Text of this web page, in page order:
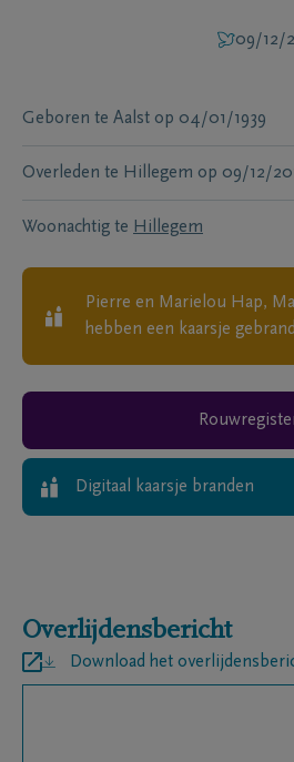
09/12/
Geboren te Aalst op 04/01/1939
Overleden te Hillegem op 09/12/
Woonachtig te Hillegem
Pierre en Marielou Hap,
hebben een kaarsje
Digitaal kaarsje branden
Overlijdensbericht
Download het